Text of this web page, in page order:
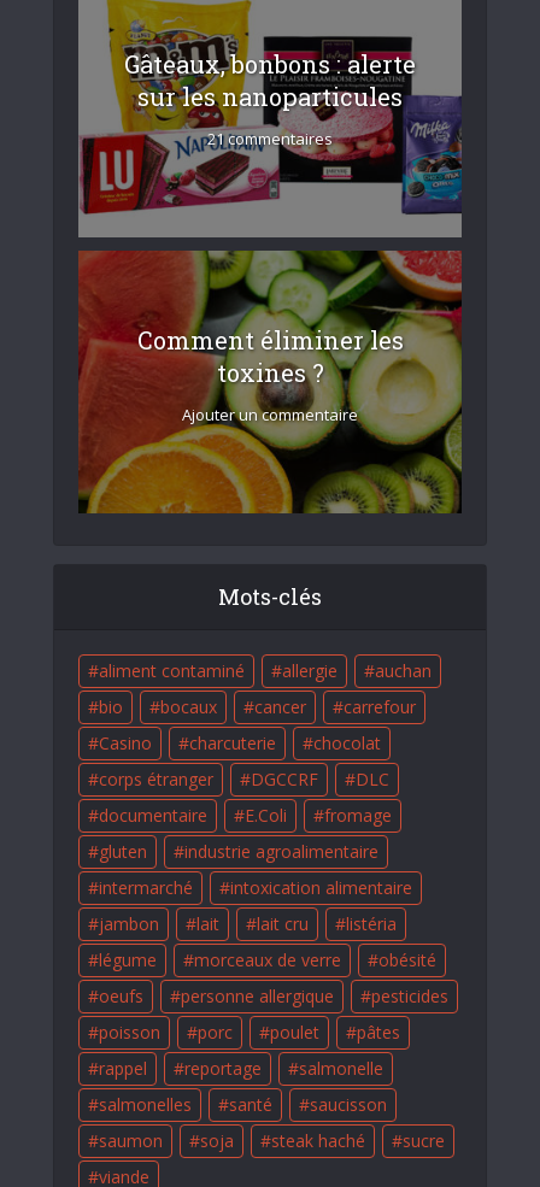
Gâteaux, bonbons : alerte
sur les nanoparticules
21 commentaires
Comment éliminer les
toxines ?
Ajouter un commentaire
Mots-clés
aliment contaminé allergie
auchan
bio
bocaux cancer
carrefour
Casino
charcuterie
chocolat
corps étranger
DGCCRF
DLC
documentaire
E.Coli
fromage
gluten
industrie agroalimentaire
intermarché
intoxication alimentaire
jambon
lait lait cru
listéria
légume
morceaux de verre
obésité
oeufs
personne allergique
pesticides
poisson
porc poulet
pâtes
rappel
reportage
salmonelle
salmonelles
santé
saucisson
saumon
soja steak haché
sucre
viande